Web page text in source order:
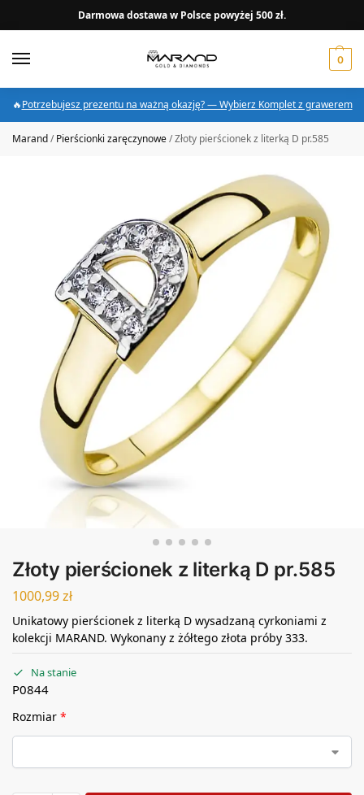
Darmowa dostawa w Polsce powyżej 500 zł.
0
🔥Potrzebujesz prezentu na ważną okazję? — Wybierz Komplet z grawerem
Marand/Pierścionki zaręczynowe/Złoty pierścionek z literką D pr.585
Złoty pierścionek z literką D pr.585
1000,99zł
Unikatowy pierścionek z literką D wysadzaną cyrkoniami z
kolekcji MARAND. Wykonany z żółtego złota próby 333.
Na stanie
P0844
Rozmiar *